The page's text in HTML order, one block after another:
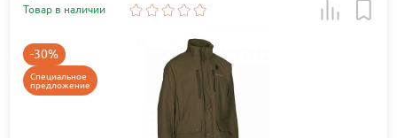
Товар в наличии
-30%
Специальное
предложение